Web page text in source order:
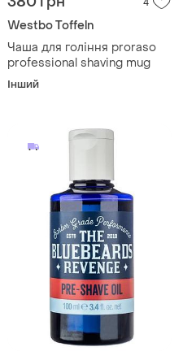
Westbo Toffeln
Чаша для гоління proraso
professional shaving mug
Інший